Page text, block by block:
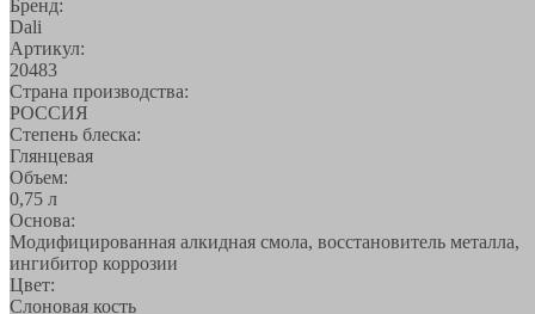
Бренд:
Dali
Артикул:
20483
Страна производства:
РОССИЯ
Степень блеска:
Глянцевая
Объем:
0,75 л
Основа:
Модифицированная алкидная смола, восстановитель металла,
ингибитор коррозии
Цвет:
Слоновая кость